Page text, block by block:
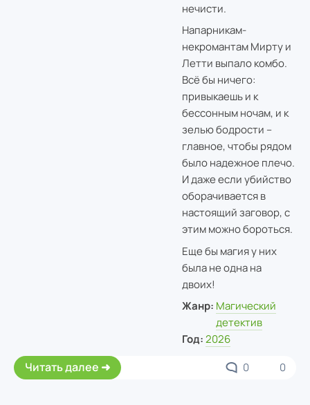
нечисти.
Напарникам-
некромантам Мирту и
Летти выпало комбо.
Всё бы ничего:
привыкаешь и к
бессонным ночам, и к
зелью бодрости –
главное, чтобы рядом
было надежное плечо.
И даже если убийство
оборачивается в
настоящий заговор, с
этим можно бороться.
Еще бы магия у них
была не одна на
двоих!
Жанр: Магический
детектив
Год: 2026
Читать далее 0 0